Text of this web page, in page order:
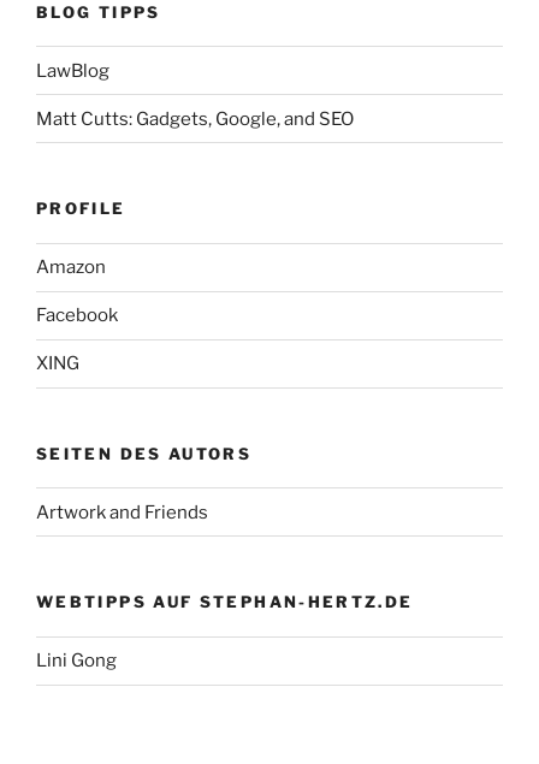
BLOG TIPPS
LawBlog
Matt Cutts: Gadgets, Google, and SEO
PROFILE
Amazon
Facebook
XING
SEITEN DES AUTORS
Artwork and Friends
WEBTIPPS AUF STEPHAN-HERTZ.DE
Lini Gong